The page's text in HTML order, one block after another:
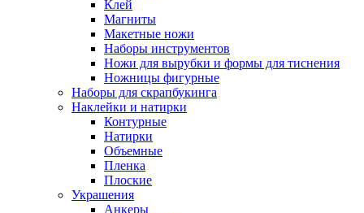
Клей
Магниты
Макетные ножи
Наборы инструментов
Ножи для вырубки и формы для тиснения
Ножницы фигурные
Наборы для скрапбукинга
Наклейки и натирки
Контурные
Натирки
Объемные
Пленка
Плоские
Украшения
Анкеры